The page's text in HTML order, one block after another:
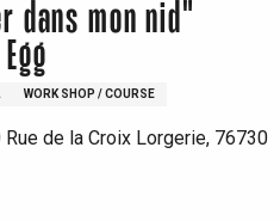
dans mon nid"
WORK SHOP / COURSE
de la Croix Lorgerie, 76730